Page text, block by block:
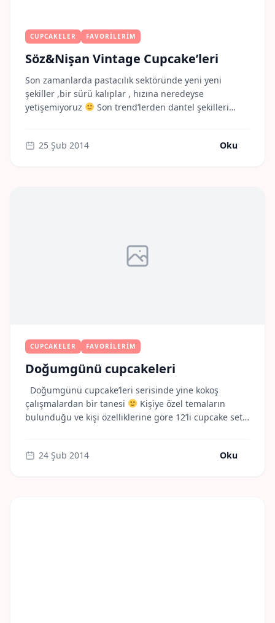
CUPCAKELER FAVORILERIM
Söz&Nişan Vintage Cupcake’leri
Son zamanlarda pastacılık sektöründe yeni yeni
şekiller ,bir sürü kalıplar , hızına neredeyse
yetişemiyoruz
Son trend’lerden dantel şekilleri
Mutluluklar.. Misscookiess.
25 Şub 2014 Oku
CUPCAKELER FAVORILERIM
Doğumgünü cupcakeleri
Doğumgünü cupcake’leri serisinde yine kokoş
çalışmalardan bir tanesi
Kişiye özel temaların
bulunduğu ve kişi özelliklerine göre 12’li cupcake seti.
sosu dolgulu, nutella&meyveli(muz, çilek) ve damla
24 Şub 2014 Oku